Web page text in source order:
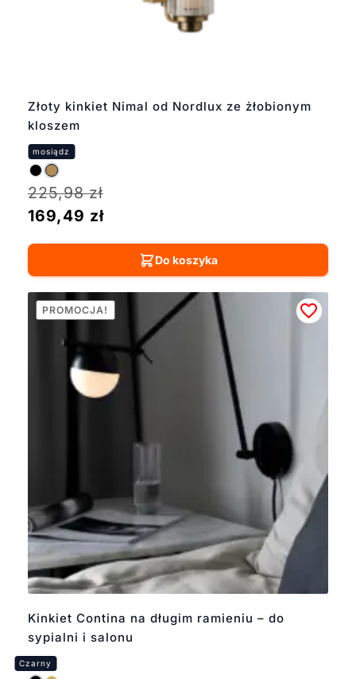
Złoty kinkiet Nimal od Nordlux ze żłobionym
kloszem
225,98zł
169,49 zł
Do koszyka
Kinkiet Contina na długim ramieniu – do
sypialni i salonu
PROMOCJA!